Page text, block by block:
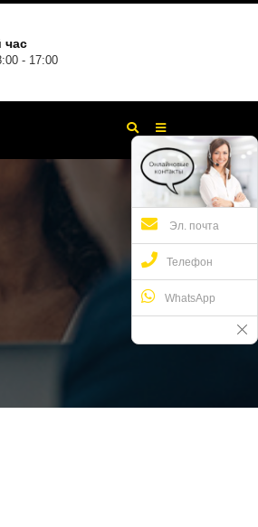
час
- 17:00
Эл. почта
Телефон
WhatsApp